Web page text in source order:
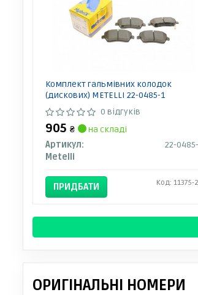
Комплект гальмівних колодок
(дискових) METELLI 22-0485-1
0 відгуків
905 ₴
на складі
Артикул:
22-
Metelli
ПРИДБАТИ Код: 11375-
ОРИГІНАЛЬНІ НОМЕРИ